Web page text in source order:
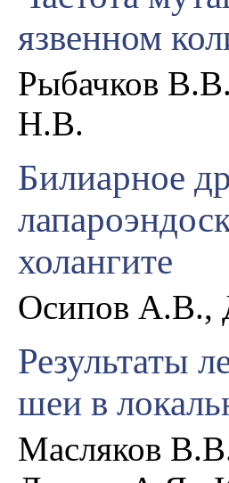
язвенном
Рыбачков
Н.В.
Билиарное
холангите
Осипов А.В.,
Результаты
шеи в
Масляков